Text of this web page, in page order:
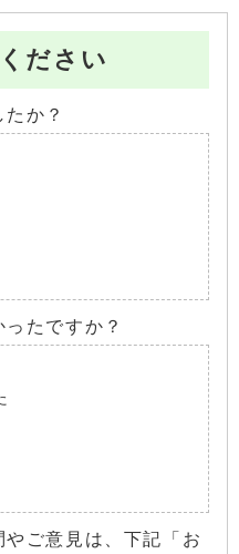
ださい
か？
たですか？
ご意見は、下記「お